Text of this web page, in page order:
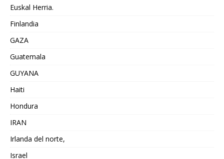
Euskal Herria.
Finlandia
GAZA
Guatemala
GUYANA
Haiti
Hondura
IRAN
Irlanda del norte,
Israel